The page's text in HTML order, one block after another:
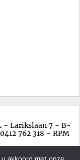
- Larikslaan 7 - B-
762 318 - RPM